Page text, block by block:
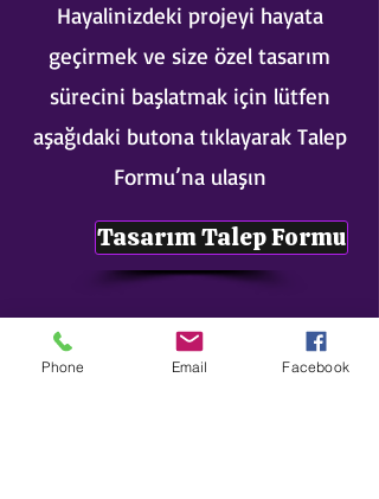
Hayalinizdeki projeyi hayata
geçirmek ve size özel tasarım
sürecini başlatmak için lütfen
aşağıdaki butona tıklayarak Talep
Formu’na ulaşın
Tasarım Talep Formu
s8sonsuz@gmail.com
Phone Email Facebook